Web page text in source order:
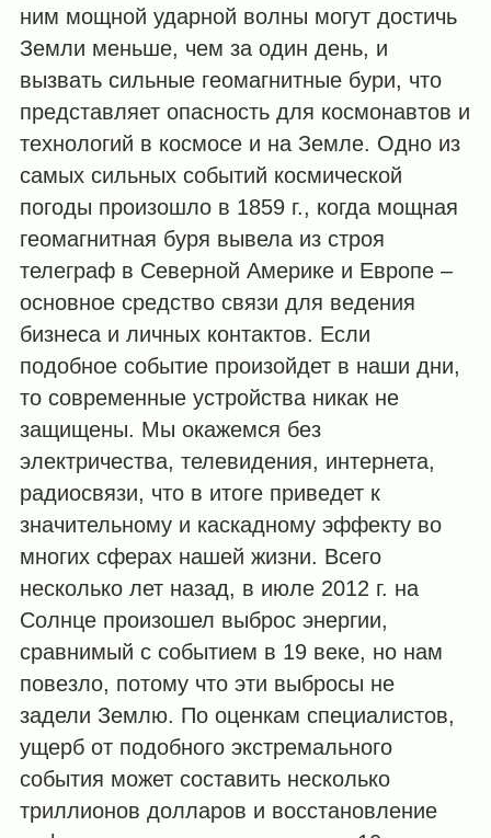
ним мощной ударной волны могут достичь
Земли меньше, чем за один день, и
вызвать сильные геомагнитные бури, что
представляет опасность для космонавтов и
технологий в космосе и на Земле. Одно из
самых сильных событий космической
погоды произошло в 1859 г., когда мощная
геомагнитная буря вывела из строя
телеграф в Северной Америке и Европе –
основное средство связи для ведения
бизнеса и личных контактов. Если
подобное событие произойдет в наши дни,
то современные устройства никак не
защищены. Мы окажемся без
электричества, телевидения, интернета,
радиосвязи, что в итоге приведет к
значительному и каскадному эффекту во
многих сферах нашей жизни. Всего
несколько лет назад, в июле 2012 г. на
Солнце произошел выброс энергии,
сравнимый с событием в 19 веке, но нам
повезло, потому что эти выбросы не
задели Землю. По оценкам специалистов,
ущерб от подобного экстремального
события может составить несколько
триллионов долларов и восстановление